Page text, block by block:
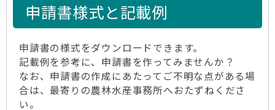
申請書様式と記載例
申請書の様式をダウンロードできます。
記載例を参考に、申請書を作ってみませんか？
なお、申請書の作成にあたってご不明な点がある場
合は、最寄りの農林水産事務所へおたずねくださ
い。